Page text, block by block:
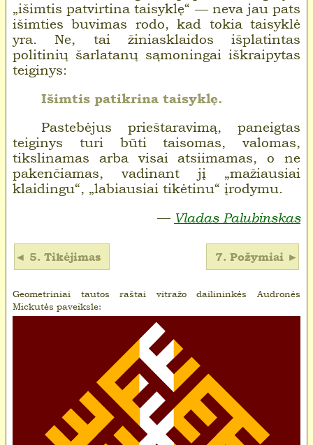
„išimtis patvirtina taisyklę“ — neva jau pats
išimties buvimas rodo, kad tokia taisyklė
yra. Ne, tai žiniasklaidos išplatintas
politinių šarlatanų sąmoningai iškraipytas
teiginys:
Išimtis patikrina taisyklę.
Pastebėjus prieštaravimą, paneigtas
teiginys turi būti taisomas, valomas,
tikslinamas arba visai atsiimamas, o ne
pakenčiamas, vadinant jį „mažiausiai
klaidingu“, „labiausiai tikėtinu“ įrodymu.
Vladas Palubinskas
◄ 5. Tikėjimas 7. Požymiai ►
Geometriniai tautos raštai vitražo dailininkės Audronės
Mickutės paveiksle: